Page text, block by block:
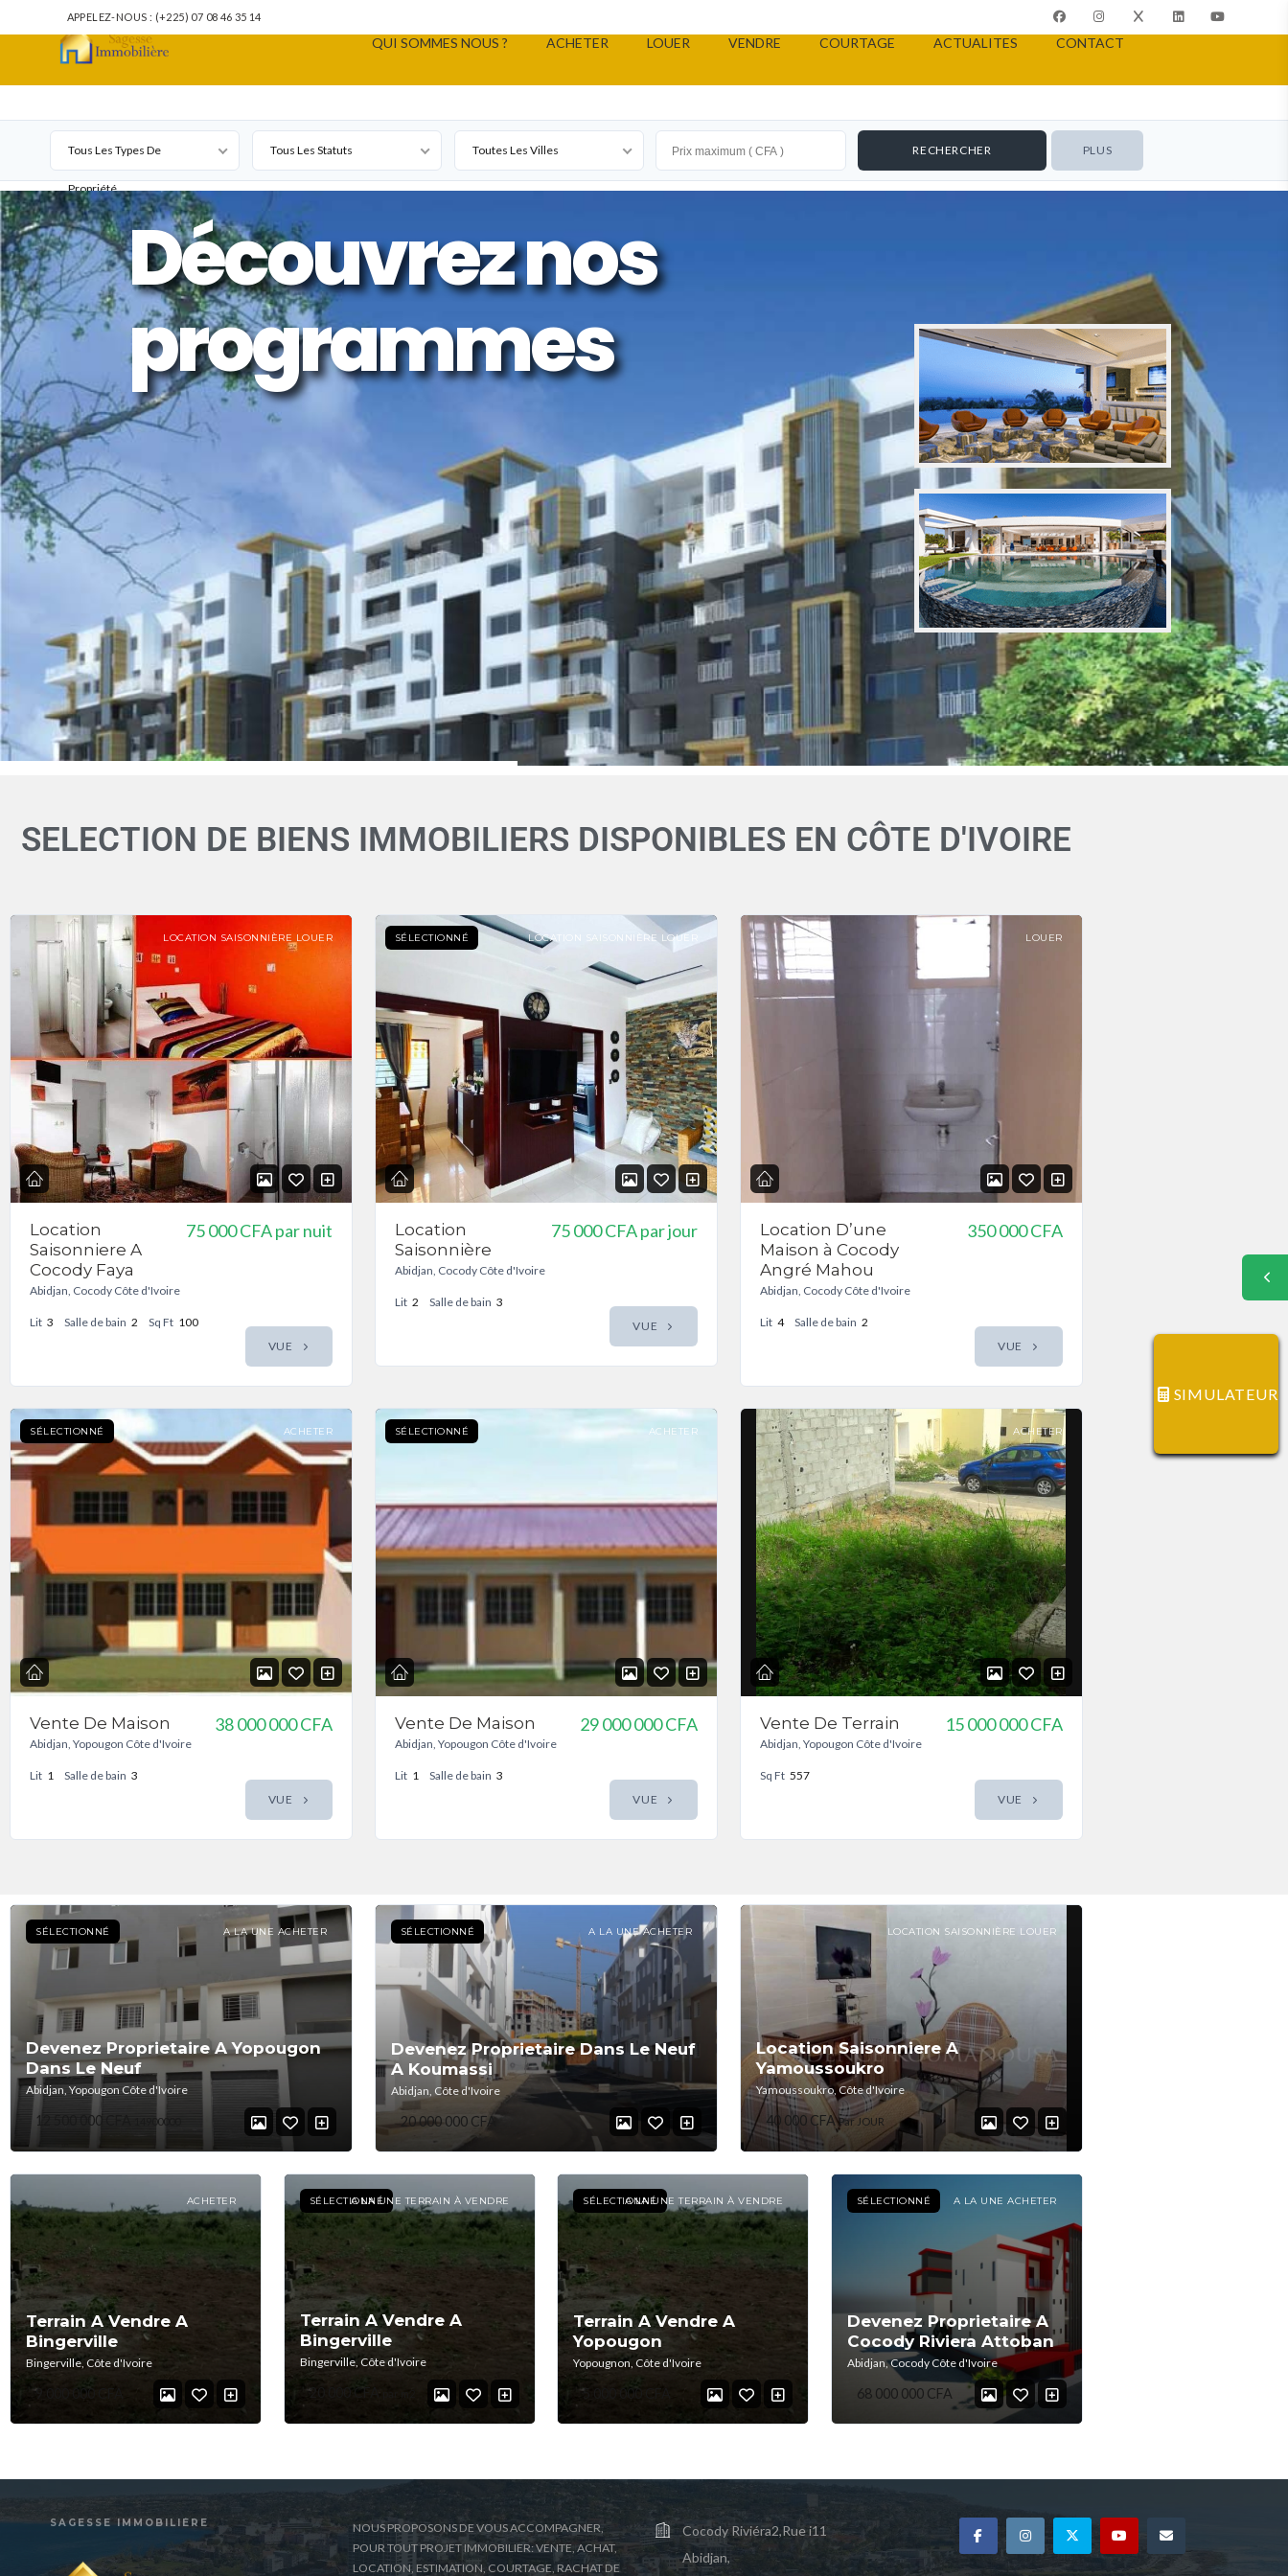
APPELEZ-NOUS : (+225) 07 08 46 35 14
QUI SOMMES NOUS ? ACHETER LOUER VENDRE COURTAGE ACTUALITES CONTACT
Tous Les Types De
Propriété
Tous Les Statuts Toutes Les Villes PLUS
Découvrez nos
programmes
SELECTION DE BIENS IMMOBILIERS DISPONIBLES EN CÔTE D'IVOIRE
LOCATION SAISONNIÈRE LOUER
Location
Saisonniere A
Cocody Faya
Abidjan, Cocody Côte d'Ivoire
75 000 CFApar nuit
Lit 3 Salle de bain 2 Sq Ft 100
VUE
SÉLECTIONNÉ LOCATION SAISONNIÈRE LOUER
Location
Saisonnière
Abidjan, Cocody Côte d'Ivoire
75 000 CFApar jour
Lit 2 Salle de bain 3
VUE
LOUER
Location D’une
Maison à Cocody
Angré Mahou
Abidjan, Cocody Côte d'Ivoire
350 000 CFA
Lit 4 Salle de bain 2
VUE
SÉLECTIONNÉ ACHETER
Vente De Maison
Abidjan, Yopougon Côte d'Ivoire
38 000 000 CFA
Lit 1 Salle de bain 3
VUE
SÉLECTIONNÉ ACHETER
Vente De Maison
Abidjan, Yopougon Côte d'Ivoire
29 000 000 CFA
Lit 1 Salle de bain 3
VUE
ACHETER
Vente De Terrain
Abidjan, Yopougon Côte d'Ivoire
15 000 000 CFA
Sq Ft 557
VUE
SÉLECTIONNÉ A LA UNE ACHETER
Devenez Proprietaire A Yopougon
Dans Le Neuf
Abidjan, Yopougon Côte d'Ivoire
12 500 000 CFA 14900000
SÉLECTIONNÉ A LA UNE ACHETER
Devenez Proprietaire Dans Le Neuf
A Koumassi
Abidjan, Côte d'Ivoire
20 000 000 CFA
LOCATION SAISONNIÈRE LOUER
Location Saisonniere A
Yamoussoukro
Yamoussoukro, Côte d'Ivoire
40 000 CFAPar JOUR
ACHETER
Terrain A Vendre A
Bingerville
Bingerville, Côte d'Ivoire
9 000 000 CFA
SÉLECTIONNÉA LA UNE TERRAIN À VENDRE
Terrain A Vendre A
Bingerville
Bingerville, Côte d'Ivoire
20 000 CFA
SÉLECTIONNÉA LA UNE TERRAIN À VENDRE
Terrain A Vendre A
Yopougon
Yopougnon, Côte d'Ivoire
5 000 000 CFA
SÉLECTIONNÉ A LA UNE ACHETER
Devenez Proprietaire A
Cocody Riviera Attoban
Abidjan, Cocody Côte d'Ivoire
68 000 000 CFA
SAGESSE IMMOBILIÈRE
NOUS PROPOSONS DE VOUS ACCOMPAGNER,
POUR TOUT PROJET IMMOBILIER: VENTE, ACHAT,
LOCATION, ESTIMATION, COURTAGE, RACHAT DE
Cocody Riviéra2,Rue i11
Abidjan,
SIMULATEUR